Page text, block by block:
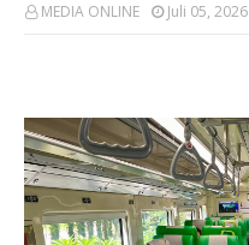
MEDIA ONLINE Juli 05, 2026